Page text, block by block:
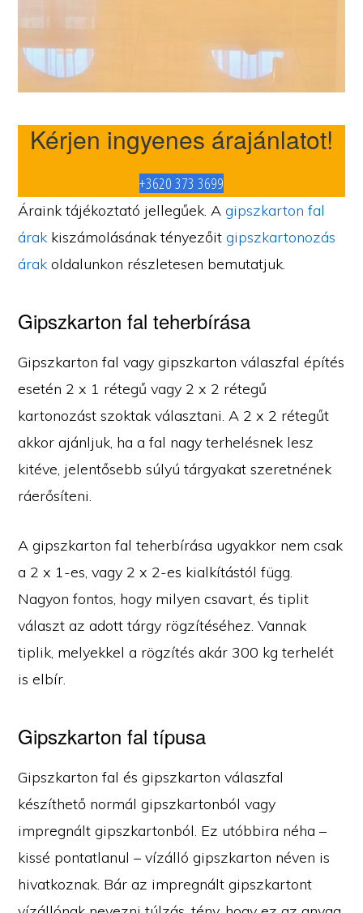
Kérjen ingyenes árajánlatot!
+3620 373 3699
Áraink tájékoztató jellegűek. Agipszkarton fal
árak kiszámolásának tényezőitgipszkartonozás
árak oldalunkon részletesen bemutatjuk.
Gipszkarton fal teherbírása
Gipszkarton fal vagy gipszkarton válaszfal építés
esetén 2 x 1 rétegű vagy 2 x 2 rétegű
kartonozást szoktak választani. A 2 x 2 rétegűt
akkor ajánljuk, ha a fal nagy terhelésnek lesz
kitéve, jelentősebb súlyú tárgyakat szeretnének
ráerősíteni.
A gipszkarton fal teherbírása ugyakkor nem csak
a 2 x 1-es, vagy 2 x 2-es kialkítástól függ.
Nagyon fontos, hogy milyen csavart, és tiplit
választ az adott tárgy rögzítéséhez. Vannak
tiplik, melyekkel a rögzítés akár 300 kg terhelét
is elbír.
Gipszkarton fal típusa
Gipszkarton fal és gipszkarton válaszfal
készíthető normál gipszkartonból vagy
impregnált gipszkartonból. Ez utóbbira néha –
kissé pontatlanul – vízálló gipszkarton néven is
hivatkoznak. Bár az impregnált gipszkartont